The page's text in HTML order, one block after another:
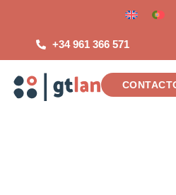
contenido
+34 961 366 571